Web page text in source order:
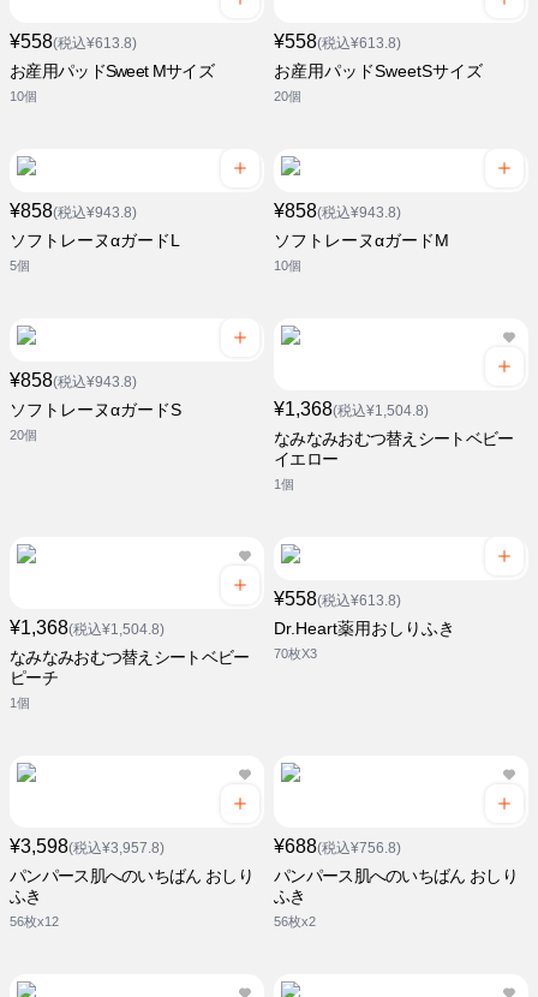
¥558(税込¥613.8)
お産用パッドSweet Mサイズ
10個
¥558(税込¥613.8)
お産用パッドSweetSサイズ
20個
¥858(税込¥943.8)
ソフトレーヌαガードL
5個
¥858(税込¥943.8)
ソフトレーヌαガードM
10個
¥858(税込¥943.8)
ソフトレーヌαガードS
20個
¥1,368(税込¥1,504.8)
なみなみおむつ替えシートベビー
イエロー
1個
¥1,368(税込¥1,504.8)
なみなみおむつ替えシートベビー
ピーチ
1個
¥558(税込¥613.8)
Dr.Heart薬用おしりふき
70枚X3
¥3,598(税込¥3,957.8)
パンパース肌へのいちばん おしり
ふき
56枚x12
¥688(税込¥756.8)
パンパース肌へのいちばん おしり
ふき
56枚x2